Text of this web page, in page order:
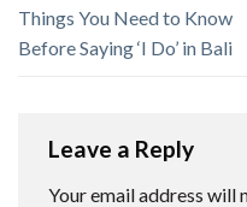
Things You Need to Know
Before Saying ‘I Do’ in Bali
Leave a Reply
Your email address will